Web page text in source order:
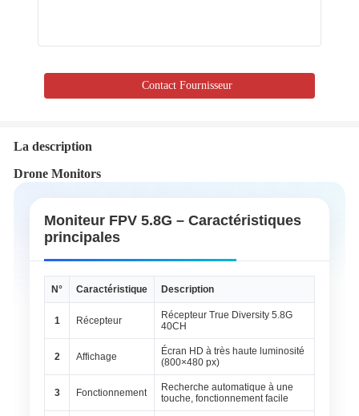
Contact Fournisseur
La description
Drone Monitors
Moniteur FPV 5.8G – Caractéristiques
principales
N° Caractéristique Description
1 Récepteur
Récepteur True Diversity 5.8G
40CH
2 Affichage
Écran HD à très haute luminosité
(800×480 px)
3 Fonctionnement
Recherche automatique à une
touche, fonctionnement facile